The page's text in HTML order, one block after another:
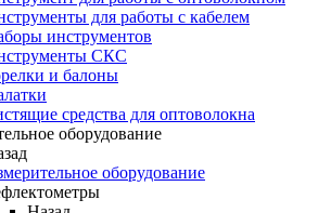
для работы с кабелем
инструментов
СКС
и балоны
средства для оптоволокна
оборудование
оборудование